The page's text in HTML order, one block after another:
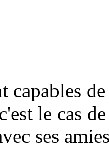
capables
le cas
ses